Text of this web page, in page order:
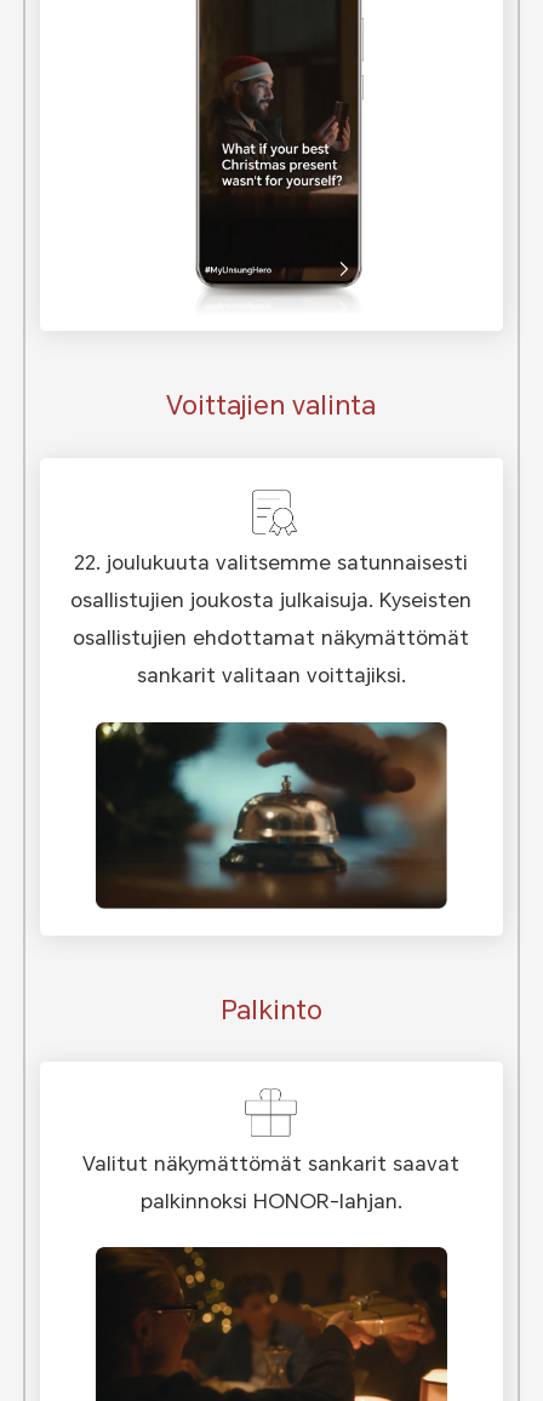
Voittajien valinta
22. joulukuuta valitsemme satunnaisesti
osallistujien joukosta julkaisuja. Kyseisten
osallistujien ehdottamat näkymättömät
sankarit valitaan voittajiksi.
Palkinto
Valitut näkymättömät sankarit saavat
palkinnoksi HONOR-lahjan.